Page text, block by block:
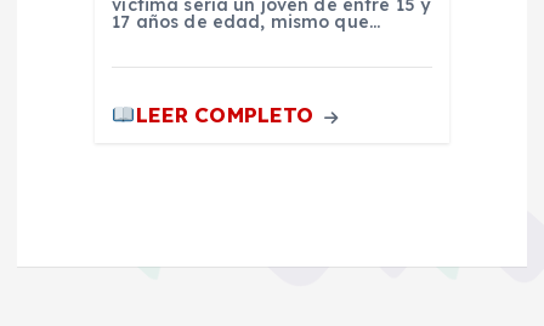
víctima sería un joven de entre 15 y
17 años de edad, mismo que…
LEER COMPLETO